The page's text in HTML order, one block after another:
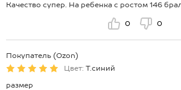
Качество супер. На ребенка с ростом 146
0 0
Покупатель (Ozon)
Цвет: Т.синий
размер